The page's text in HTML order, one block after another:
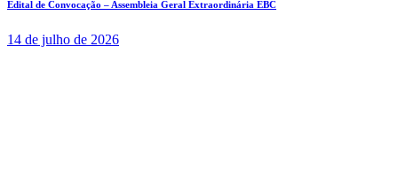
Edital de Convocação – Assembleia Geral Extraordinária EBC
14 de julho de 2026